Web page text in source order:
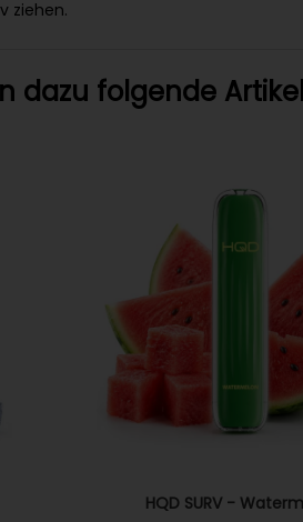
ziehen.
dazu folgende
HQD SURV -